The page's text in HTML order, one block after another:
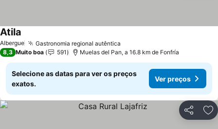
Albergue Gastronomia regional autêntica
Atila
8,3 Muito boa 591 Muelas del Pan, a 16.8 km de Fonfría
Selecione as datas para ver os preços
exatos.
Ver preços
Partilhar